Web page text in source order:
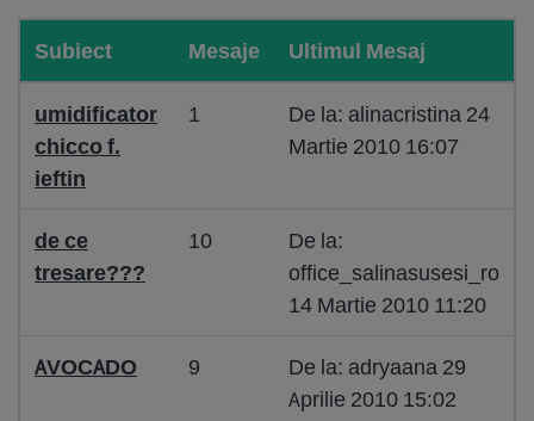
Subiect Mesaje Ultimul Mesaj
umidificator
chicco f.
ieftin
1
De la: alinacristina 24
Martie 2010 16:07
de ce
tresare???
10
De la:
office_salinasusesi_ro
14 Martie 2010 11:20
AVOCADO 9
De la: adryaana 29
Aprilie 2010 15:02